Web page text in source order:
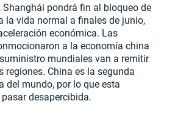
Shanghái pondrá fin al bloqueo de
la vida normal a finales de junio,
económica. Las
a la economía china
mundiales van a remitir
regiones. China es la segunda
del mundo, por lo que esta
desapercibida.